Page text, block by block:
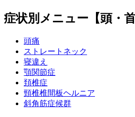
症状別メニュー【頭・首
頭痛
ストレートネック
寝違え
顎関節症
頚椎症
頸椎椎間板ヘルニア
斜角筋症候群